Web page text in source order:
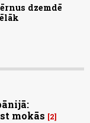
dzemdē
mokās
2